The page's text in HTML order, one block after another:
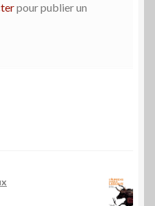
pour publier un